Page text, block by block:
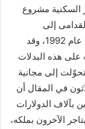
السكنية مشروع
إلى
المالكين مباشرة في الإيجارات غير السكنية قبل عام 1992، وقد
هذه البدلات
إلى مجانية
المتحدّثون في المقال أن
بآلاف الدولارات
الآخرون بملكه،